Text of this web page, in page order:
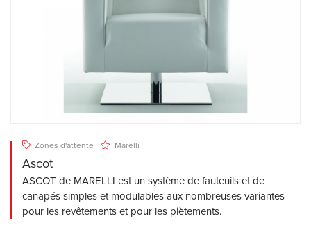
Zones d'attente Marelli
Ascot
ASCOT de MARELLI est un système de fauteuils et de
canapés simples et modulables aux nombreuses variantes
pour les revêtements et pour les piètements.